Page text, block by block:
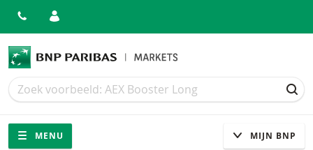
Zoek
Zoek
Navigatie
Site navigatie
MENU MIJN BNP